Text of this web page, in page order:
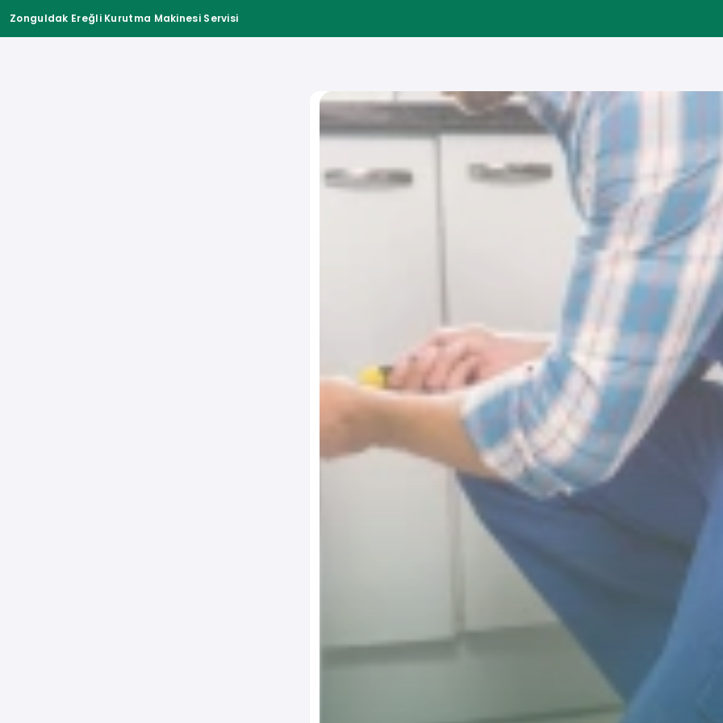
Zonguldak Ereğli Kurutma Makinesi Servisi